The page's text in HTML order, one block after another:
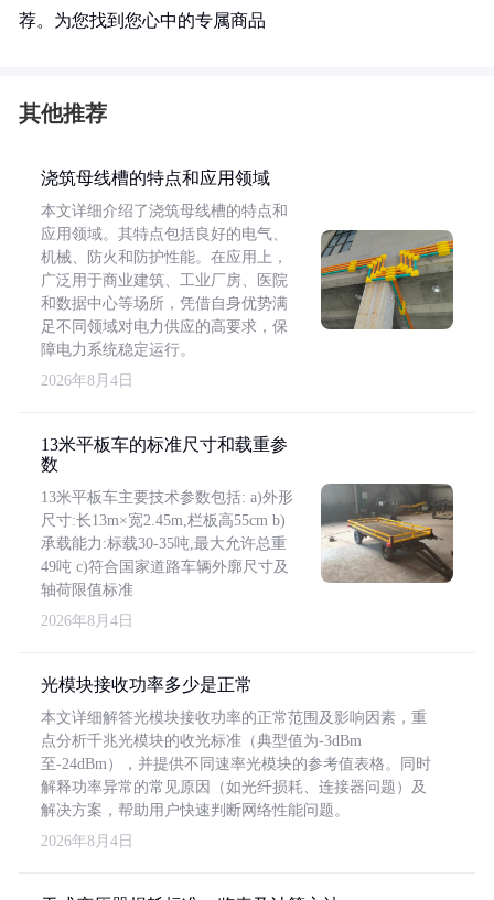
荐。为您找到您心中的专属商品
其他推荐
浇筑母线槽的特点和应用领域
本文详细介绍了浇筑母线槽的特点和
应用领域。其特点包括良好的电气、
机械、防火和防护性能。在应用上，
广泛用于商业建筑、工业厂房、医院
和数据中心等场所，凭借自身优势满
足不同领域对电力供应的高要求，保
障电力系统稳定运行。
2026年8月4日
13米平板车的标准尺寸和载重参
数
13米平板车主要技术参数包括: a)外形
尺寸:长13m×宽2.45m,栏板高55cm b)
承载能力:标载30-35吨,最大允许总重
49吨 c)符合国家道路车辆外廓尺寸及
轴荷限值标准
2026年8月4日
光模块接收功率多少是正常
本文详细解答光模块接收功率的正常范围及影响因素，重
点分析千兆光模块的收光标准（典型值为-3dBm
至-24dBm），并提供不同速率光模块的参考值表格。同时
解释功率异常的常见原因（如光纤损耗、连接器问题）及
解决方案，帮助用户快速判断网络性能问题。
2026年8月4日